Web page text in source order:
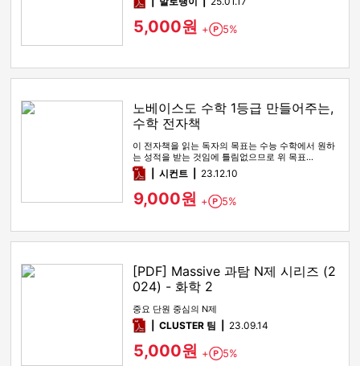
5,000원 + Point
5%
노베이스도 수학 1등급 만들어주는,
수학 전자책
이 전자책을 읽는 독자의 목표는 수능 수학에서 원하
는 성적을 받는 것임에 틀림없으므로 위 목표…
pdf시컨트 23.12.10
9,000원 + Point
5%
[PDF] Massive 과탐 N제 시리즈 (2
024) - 화학 2
중요 단원 중심의 N제
pdfCLUSTER 팀 23.09.14
5,000원 + Point
5%